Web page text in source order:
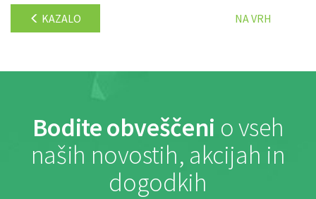
KAZALO NA VRH
Bodite obveščeni o vseh
naših novostih, akcijah in
dogodkih